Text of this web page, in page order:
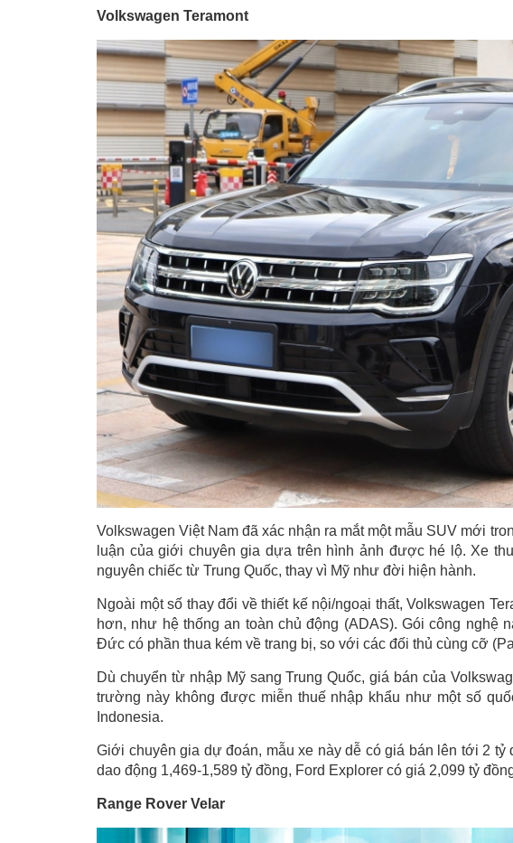
Volkswagen Teramont
Volkswagen Việt Nam đã xác nhận ra mắt một mẫu SUV mới
luận của giới chuyên gia dựa trên hình ảnh được hé lộ. Xe
nguyên chiếc từ Trung Quốc, thay vì Mỹ như đời hiện hành.
Ngoài một số thay đổi về thiết kế nội/ngoại thất, Volkswagen
hơn, như hệ thống an toàn chủ động (ADAS). Gói công nghệ
Đức có phần thua kém về trang bị, so với các đối thủ cùng cỡ
Dù chuyển từ nhập Mỹ sang Trung Quốc, giá bán của
trường này không được miễn thuế nhập khẩu như một số
Indonesia.
Giới chuyên gia dự đoán, mẫu xe này dễ có giá bán lên tới 2
dao động 1,469-1,589 tỷ đồng, Ford Explorer có giá 2,099 tỷ
Range Rover Velar